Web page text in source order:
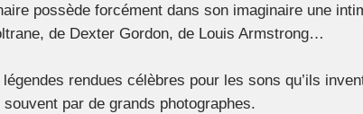
possède forcément dans son imaginaire une
de Dexter Gordon, de Louis Armstrong…
rendues célèbres pour les sons qu’ils
par de grands photographes.